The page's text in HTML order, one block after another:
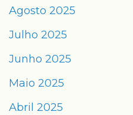
Agosto 2025
Julho 2025
Junho 2025
Maio 2025
Abril 2025